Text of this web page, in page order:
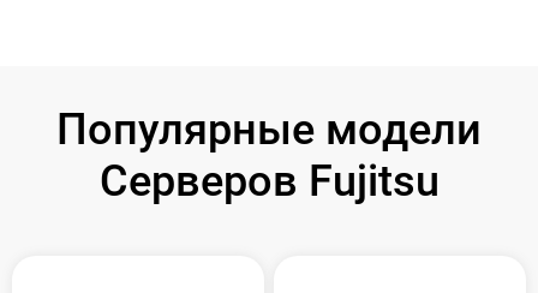
Популярные модели
Серверов Fujitsu